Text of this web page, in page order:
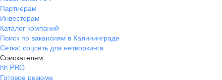
ул. Янковского, д. 169, 7 этаж,
706 каб.
+7 861 205-55-57
pr@krd.hh.ru
Партнерам
Инвесторам
Каталог компаний
Поиск по вакансиям в Калининграде
Сетка: соцсеть для нетворкинга
Соискателям
hh PRO
Готовое резюме